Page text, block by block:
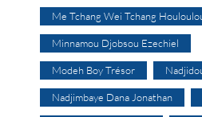
Me Tchang Wei Tchang
Minnamou Djobsou Ezechiel
Modeh Boy Trésor
Nadjimbaye Dana Jonathan